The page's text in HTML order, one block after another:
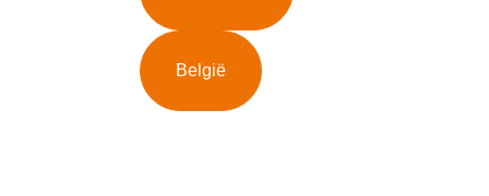
België